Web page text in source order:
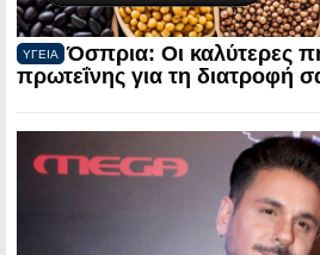
ΥΓΕΙΑ
Όσπρια: Οι καλύτερες
πρωτεΐνης για τη διατροφή